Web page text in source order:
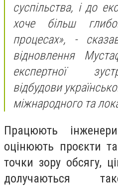
суспільства, і до
хоче більш
процесах», -
відновлення
експертної
відбудови
міжнародного та
Працюють
оцінюють проєкти
точки зору обсягу,
долучаються